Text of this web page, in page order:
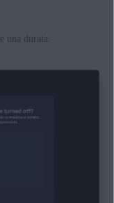
una durata.